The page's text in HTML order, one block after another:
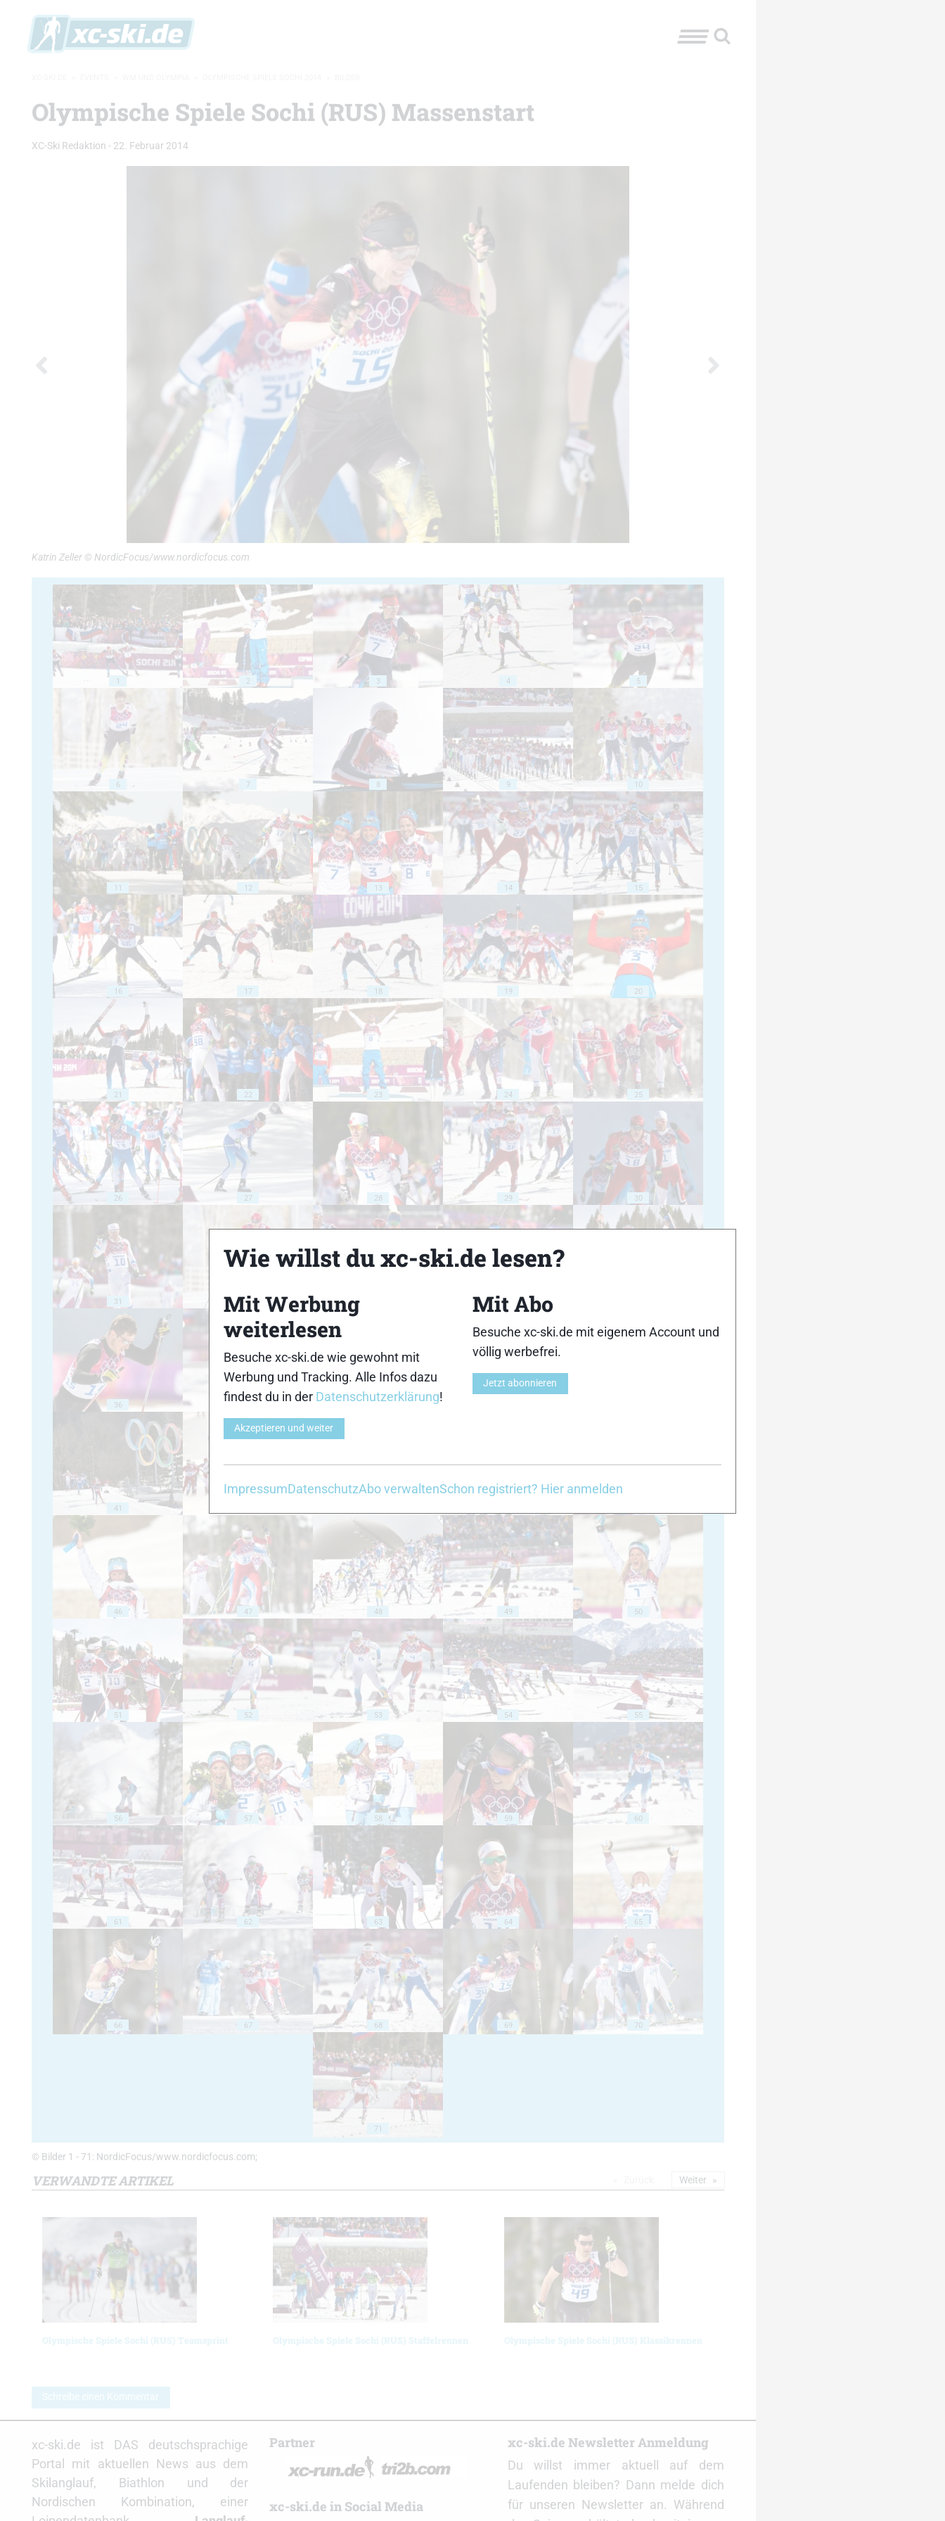
Olympische Spiele Sochi (RUS) Massenstart
XC-Ski Redaktion - 22. Februar 2014
Katrin Zeller © NordicFocus/www.nordicfocus.com
1 2 3 4 5
6 7 8 9 10
11 12 13 14 15
16 17 18 19 20
21 22 23 24 25
26 27 28 29 30
31 32 34
36
41
46 47 48 49 50
51 52 53 54 55
56 57 58 59 60
61 62 63 64 65
66 67 68 69 70
71
© Bilder 1 - 71: NordicFocus/www.nordicfocus.com;
VERWANDTE ARTIKEL
Olympische Spiele Sochi (RUS) Teamsprint Olympische Spiele Sochi (RUS) Staffelrennen Olympische Spiele Sochi (RUS) Klassikrennen
Weiter
Schreibe einen Kommentar
xc-ski.de ist DAS deutschsprachige
Portal mit aktuellen News aus dem
Skilanglauf, Biathlon und der
Nordischen Kombination, einer
Partner
xc-ski.de in Social Media
xc-ski.de Newsletter Anmeldung
Du willst immer aktuell auf dem
Laufenden bleiben? Dann melde dich
für unseren Newsletter an. Während
Wie willst du xc-ski.de lesen?
Mit Werbung
weiterlesen
Besuche xc-ski.de wie gewohnt mit
Werbung und Tracking. Alle Infos dazu
findest du in der Datenschutzerklärung!
Akzeptieren und weiter
Mit Abo
Besuche xc-ski.de mit eigenem Account und
völlig werbefrei.
Jetzt abonnieren
ImpressumDatenschutzAbo verwaltenSchon registriert? Hier anmelden